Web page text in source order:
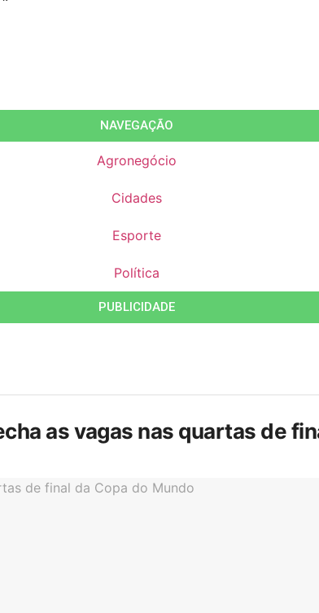
NAVEGAÇÃO
Agronegócio
Cidades
Esporte
Política
PUBLICIDADE
as vagas nas quartas de